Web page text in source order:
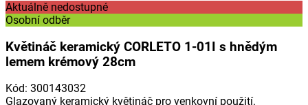
Aktuálně nedostupné
Osobní odběr
Květináč keramický CORLETO 1-01I s hnědým
lemem krémový 28cm
Kód: 300143032
Glazovaný keramický květináč pro venkovní použití.